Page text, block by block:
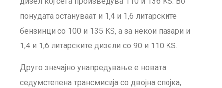
понудата остануваат и 1,4 и 1,6 литарските
бензинци со 100 и 135 KS, а за некои пазари и
1,4 и 1,6 литарските дизели со 90 и 110 KS.
Друго значајно унапредување е новата
седумстепена трансмисија со двојна спојка,